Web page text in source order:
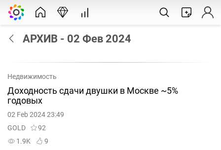
АРХИВ - 02 Фев 2024
Недвижимость
Доходность сдачи двушки в Москве ~5%
годовых
02 Feb 2024 23:49
GOLD
92
1.9K
9